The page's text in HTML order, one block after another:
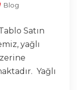
Blog
Satın
yağlı
Yağlı